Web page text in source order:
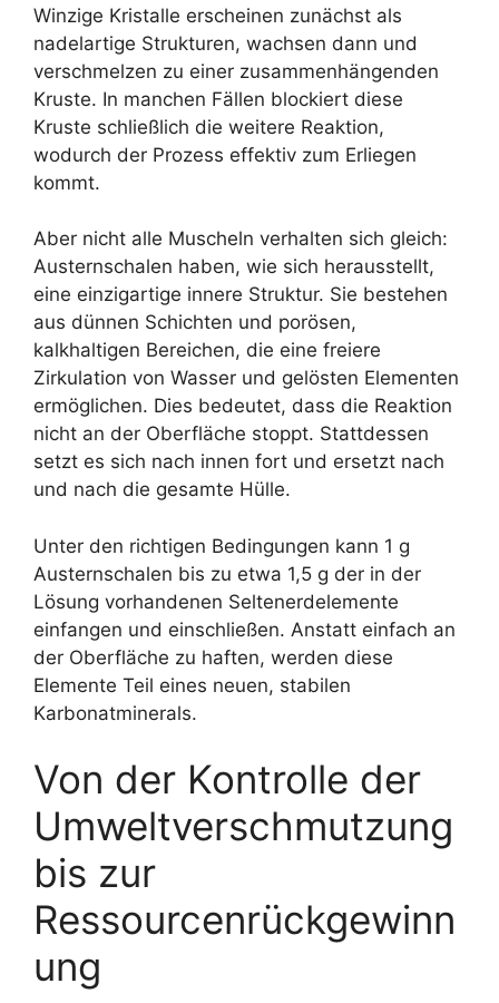
Winzige Kristalle erscheinen zunächst als
nadelartige Strukturen, wachsen dann und
verschmelzen zu einer zusammenhängenden
Kruste. In manchen Fällen blockiert diese
Kruste schließlich die weitere Reaktion,
wodurch der Prozess effektiv zum Erliegen
kommt.
Aber nicht alle Muscheln verhalten sich gleich:
Austernschalen haben, wie sich herausstellt,
eine einzigartige innere Struktur. Sie bestehen
aus dünnen Schichten und porösen,
kalkhaltigen Bereichen, die eine freiere
Zirkulation von Wasser und gelösten Elementen
ermöglichen. Dies bedeutet, dass die Reaktion
nicht an der Oberfläche stoppt. Stattdessen
setzt es sich nach innen fort und ersetzt nach
und nach die gesamte Hülle.
Unter den richtigen Bedingungen kann 1 g
Austernschalen bis zu etwa 1,5 g der in der
Lösung vorhandenen Seltenerdelemente
einfangen und einschließen. Anstatt einfach an
der Oberfläche zu haften, werden diese
Elemente Teil eines neuen, stabilen
Karbonatminerals.
Von der Kontrolle der
Umweltverschmutzung
bis zur
Ressourcenrückgewinn
ung